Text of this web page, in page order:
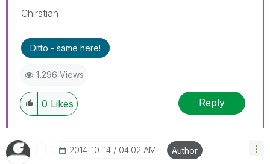
Chirstian
Ditto - same here!
1,296 Views
0 Likes Reply
‎2014-10-14 04:02 AM Author